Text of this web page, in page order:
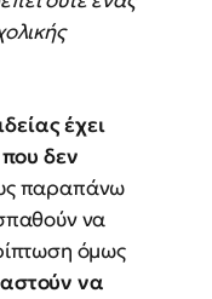
έχει
δεν
παραπάνω
να
όμως
να